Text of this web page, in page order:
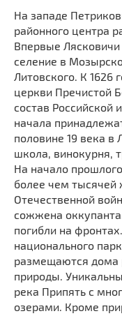
На западе
районного центра
Впервые
селение в
Литовского. К 1626
церкви Пречистой
состав Российской
начала
половине 19 века
школа, винокурня,
На начало
более чем тысячей
Отечественной
сожжена
погибли на
национального
размещаются дома
природы.
река Припять с
озерами. Кроме